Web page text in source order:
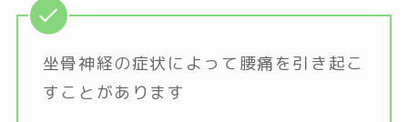
坐骨神経の症状によって腰痛を引き起こ
すことがあります